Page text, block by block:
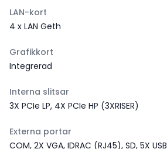
LAN-kort
4 x LAN Geth
Grafikkort
Integrerad
Interna slitsar
3X PCIe LP, 4X PCIe HP (3XRISER)
Externa portar
COM, 2X VGA, IDRAC (RJ45), SD, 5X USB